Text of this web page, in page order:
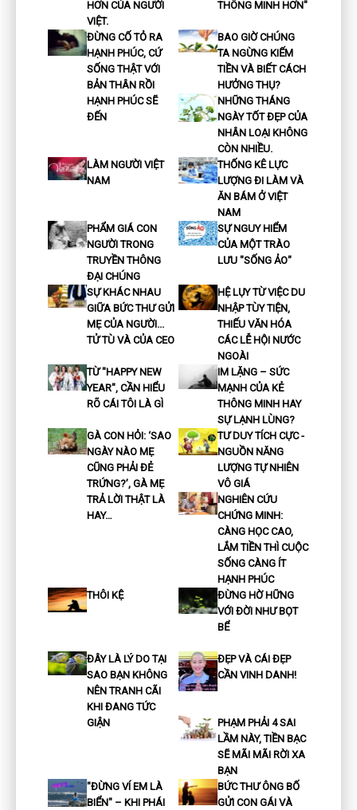
HƠN CỦA NGƯỜI
VIỆT.
THÔNG MINH HƠN"
ĐỪNG CỐ TỎ RA
HẠNH PHÚC, CỨ
SỐNG THẬT VỚI
BẢN THÂN RỒI
HẠNH PHÚC SẼ
ĐẾN
BAO GIỜ CHÚNG
TA NGỪNG KIẾM
TIỀN VÀ BIẾT CÁCH
HƯỞNG THỤ?
NHỮNG THÁNG
NGÀY TỐT ĐẸP CỦA
NHÂN LOẠI KHÔNG
CÒN NHIỀU.
LÀM NGƯỜI VIỆT
NAM
THỐNG KÊ LỰC
LƯỢNG ĐI LÀM VÀ
ĂN BÁM Ở VIỆT
NAM
PHẨM GIÁ CON
NGƯỜI TRONG
TRUYỀN THÔNG
ĐẠI CHÚNG
SỰ NGUY HIỂM
CỦA MỘT TRÀO
LƯU "SỐNG ẢO"
SỰ KHÁC NHAU
GIỮA BỨC THƯ GỬI
MẸ CỦA NGƯỜI...
TỬ TÙ VÀ CỦA CEO
HỆ LỤY TỪ VIỆC DU
NHẬP TÙY TIỆN,
THIẾU VĂN HÓA
CÁC LỄ HỘI NƯỚC
NGOÀI
TỪ "HAPPY NEW
YEAR", CẦN HIỂU
RÕ CÁI TÔI LÀ GÌ
IM LẶNG – SỨC
MẠNH CỦA KẺ
THÔNG MINH HAY
SỰ LẠNH LÙNG?
GÀ CON HỎI: ‘SAO
NGÀY NÀO MẸ
CŨNG PHẢI ĐẺ
TRỨNG?’, GÀ MẸ
TRẢ LỜI THẬT LÀ
HAY…
TƯ DUY TÍCH CỰC -
NGUỒN NĂNG
LƯỢNG TỰ NHIÊN
VÔ GIÁ
NGHIÊN CỨU
CHỨNG MINH:
CÀNG HỌC CAO,
LẮM TIỀN THÌ CUỘC
SỐNG CÀNG ÍT
HẠNH PHÚC
THÔI KỆ
ĐỪNG HỜ HỮNG
VỚI ĐỜI NHƯ BỌT
BỂ
ĐÂY LÀ LÝ DO TẠI
SAO BẠN KHÔNG
NÊN TRANH CÃI
KHI ĐANG TỨC
GIẬN
ĐẸP VÀ CÁI ĐẸP
CẦN VINH DANH!
PHẠM PHẢI 4 SAI
LẦM NÀY, TIỀN BẠC
SẼ MÃI MÃI RỜI XA
BẠN
"ĐỪNG VÍ EM LÀ
BIỂN" – KHI PHÁI
BỨC THƯ ÔNG BỐ
GỬI CON GÁI VÀ